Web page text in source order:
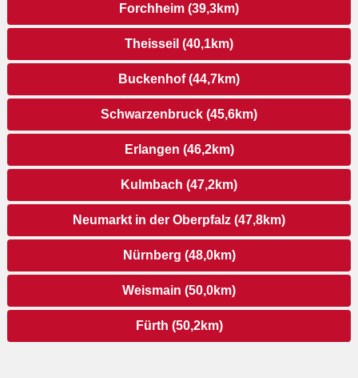
Forchheim (39,3km)
Theisseil (40,1km)
Buckenhof (44,7km)
Schwarzenbruck (45,6km)
Erlangen (46,2km)
Kulmbach (47,2km)
Neumarkt in der Oberpfalz (47,8km)
Nürnberg (48,0km)
Weismain (50,0km)
Fürth (50,2km)